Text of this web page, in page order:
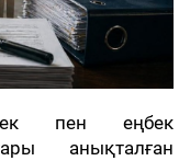
пен еңбек
анықталған